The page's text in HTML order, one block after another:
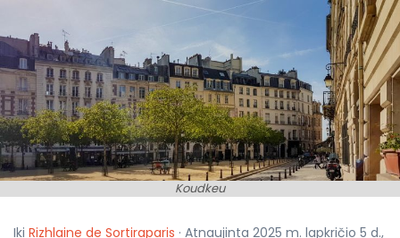
Koudkeu
Iki Rizhlaine de Sortiraparis · Atnaujinta 2025 m. lapkričio 5 d.,